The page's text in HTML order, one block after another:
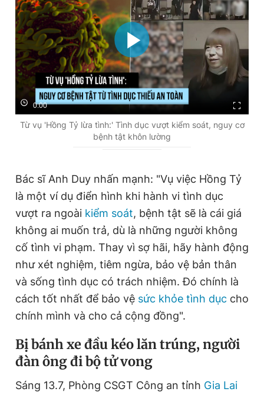
0:00
Từ vụ 'Hồng Tỷ lừa tình:' Tình dục vượt kiểm soát, nguy cơ
bệnh tật khôn lường
Bác sĩ Anh Duy nhấn mạnh: "Vụ việc Hồng Tỷ
là một ví dụ điển hình khi hành vi tình dục
vượt ra ngoài kiểm soát, bệnh tật sẽ là cái giá
không ai muốn trả, dù là những người không
cố tình vi phạm. Thay vì sợ hãi, hãy hành động
như xét nghiệm, tiêm ngừa, bảo vệ bản thân
và sống tình dục có trách nhiệm. Đó chính là
cách tốt nhất để bảo vệ sức khỏe tình dục cho
chính mình và cho cả cộng đồng".
Bị bánh xe đầu kéo lăn trúng, người
đàn ông đi bộ tử vong
Sáng 13.7, Phòng CSGT Công an tỉnh Gia Lai